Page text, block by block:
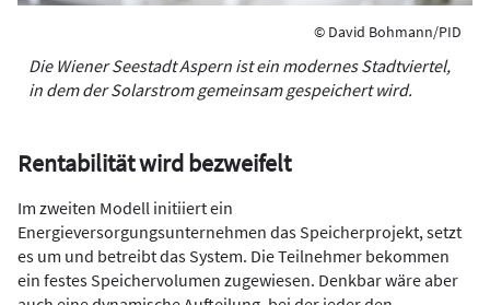
© David Bohmann/PID
Die Wiener Seestadt Aspern ist ein modernes Stadtviertel,
in dem der Solarstrom gemeinsam gespeichert wird.
Rentabilität wird bezweifelt
Im zweiten Modell initiiert ein
Energieversorgungsunternehmen das Speicherprojekt, setzt
es um und betreibt das System. Die Teilnehmer bekommen
ein festes Speichervolumen zugewiesen. Denkbar wäre aber